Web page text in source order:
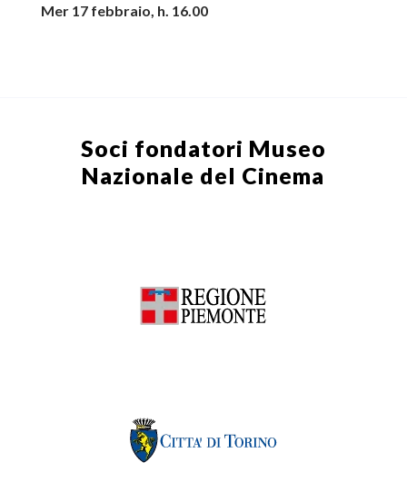
Mer 17 febbraio, h. 16.00
Soci fondatori Museo
Nazionale del Cinema